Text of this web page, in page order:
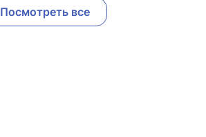
Посмотреть все